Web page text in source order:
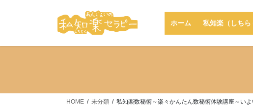
ホーム 私知楽（しち
HOME 未分類 私知楽数秘術～楽々かんたん数秘術体験講座～い